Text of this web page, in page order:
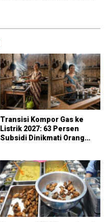
Transisi Kompor Gas ke
Listrik 2027: 63 Persen
Subsidi Dinikmati Orang